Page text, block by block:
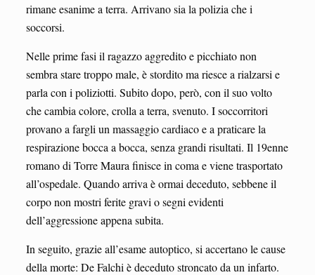
rimane esanime a terra. Arrivano sia la polizia che i
soccorsi.
Nelle prime fasi il ragazzo aggredito e picchiato non
sembra stare troppo male, è stordito ma riesce a rialzarsi e
parla con i poliziotti. Subito dopo, però, con il suo volto
che cambia colore, crolla a terra, svenuto. I soccorritori
provano a fargli un massaggio cardiaco e a praticare la
respirazione bocca a bocca, senza grandi risultati. Il 19enne
romano di Torre Maura finisce in coma e viene trasportato
all’ospedale. Quando arriva è ormai deceduto, sebbene il
corpo non mostri ferite gravi o segni evidenti
dell’aggressione appena subita.
In seguito, grazie all’esame autoptico, si accertano le cause
della morte: De Falchi è deceduto stroncato da un infarto.